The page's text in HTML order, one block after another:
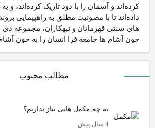
کرده‌اند و آسمان را با دود تاریک کرده‌اند، و
داده‌اند تا با مصونیت مطلق به راهپیمایی
های سنتی قهرمانان و تبهکاران، مجموعه دی
خون آشام ها جامعه فرا انسان را به خون
مطالب محبوب
به چه مکمل هایی نیاز نداریم؟
4 سال پیش